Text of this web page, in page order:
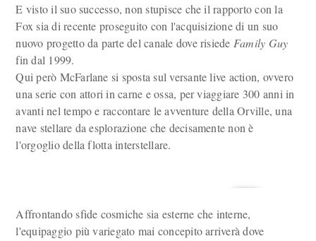
E visto il suo successo, non stupisce che il rapporto con la
Fox sia di recente proseguito con l'acquisizione di un suo
nuovo progetto da parte del canale dove risiede Family Guy
fin dal 1999.
Qui però McFarlane si sposta sul versante live action, ovvero
una serie con attori in carne e ossa, per viaggiare 300 anni in
avanti nel tempo e raccontare le avventure della Orville, una
nave stellare da esplorazione che decisamente non è
l'orgoglio della flotta interstellare.
Affrontando sfide cosmiche sia esterne che interne,
l'equipaggio più variegato mai concepito arriverà dove